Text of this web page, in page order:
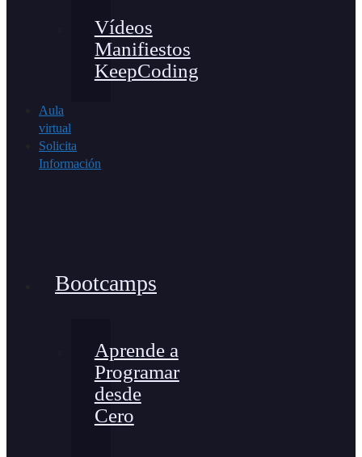
Vídeos
Manifiestos
KeepCoding
Aula
virtual
Solicita
Información
Bootcamps
Aprende a
Programar
desde
Cero